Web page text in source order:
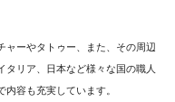
ャーやタトゥー、また、その周辺
リア、日本など様々な国の職人
容も充実しています。